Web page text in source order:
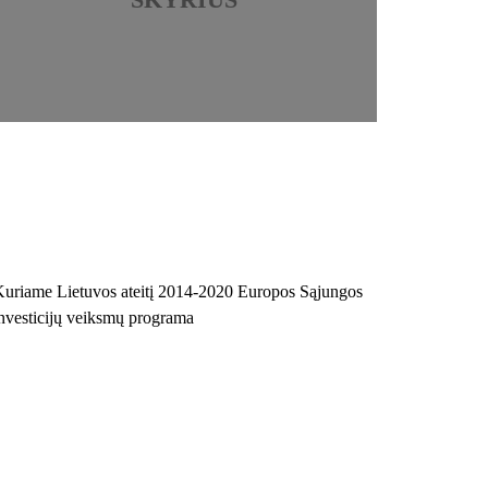
Lietuvos ateitį 2014-2020 Europos Sąjungos
veiksmų programa